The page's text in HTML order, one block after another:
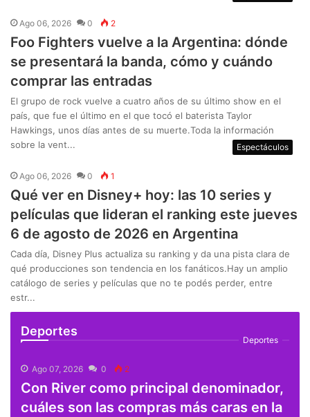
Ago 06, 2026 0 2
Foo Fighters vuelve a la Argentina: dónde
se presentará la banda, cómo y cuándo
comprar las entradas
El grupo de rock vuelve a cuatro años de su último show en el
país, que fue el último en el que tocó el baterista Taylor
Hawkings, unos días antes de su muerte.Toda la información
sobre la vent...
Espectáculos
Ago 06, 2026 0 1
Qué ver en Disney+ hoy: las 10 series y
películas que lideran el ranking este jueves
6 de agosto de 2026 en Argentina
Cada día, Disney Plus actualiza su ranking y da una pista clara de
qué producciones son tendencia en los fanáticos.Hay un amplio
catálogo de series y películas que no te podés perder, entre
estr...
Deportes
Deportes
Ago 07, 2026 0 2
Con River como principal denominador,
cuáles son las compras más caras en la